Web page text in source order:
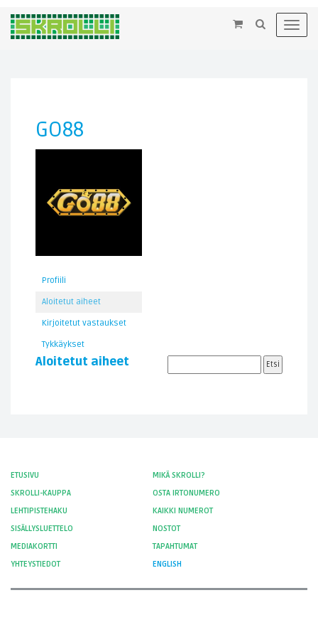
×
GO88
Profiili
Aloitetut aiheet
Kirjoitetut vastaukset
Tykkäykset
Aloitetut aiheet
ETUSIVU
MIKÄ SKROLLI?
SKROLLI-KAUPPA
OSTA IRTONUMERO
LEHTIPISTEHAKU
KAIKKI NUMEROT
SISÄLLYSLUETTELO
NOSTOT
MEDIAKORTTI
TAPAHTUMAT
YHTEYSTIEDOT
ENGLISH